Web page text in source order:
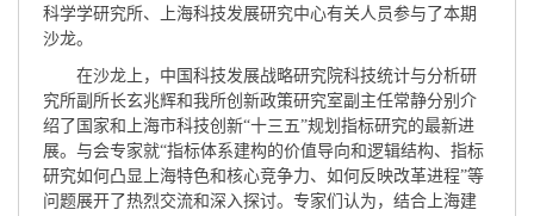
科学学研究所、上海科技发展研究中心有关人员参与了本期
沙龙。
在沙龙上，中国科技发展战略研究院科技统计与分析研
究所副所长玄兆辉和我所创新政策研究室副主任常静分别介
绍了国家和上海市科技创新“十三五”规划指标研究的最新进
展。与会专家就“指标体系建构的价值导向和逻辑结构、指标
研究如何凸显上海特色和核心竞争力、如何反映改革进程”等
问题展开了热烈交流和深入探讨。专家们认为，结合上海建